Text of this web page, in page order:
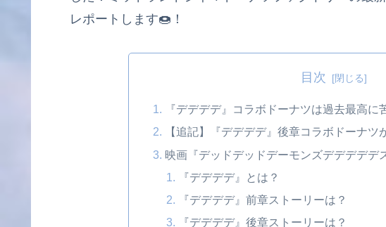
レポートします🍩！
目次
『デデデデ』コラボドーナツは過去最高に
【追記】『デデデデ』後章コラボドーナツ
映画『デッドデッドデーモンズデデデデデ
『デデデデ』とは？
『デデデデ』前章ストーリーは？
『デデデデ』後章ストーリーは？